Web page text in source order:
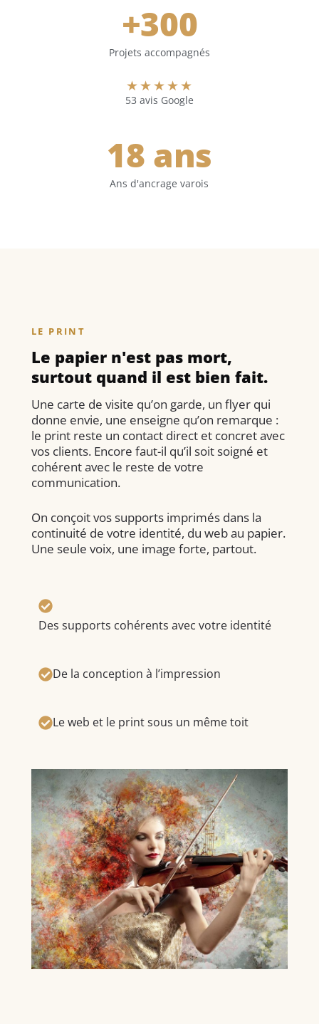
Projets accompagnés
+300
★★★★★
53 avis Google
Ans d'ancrage varois
18 ans
LE PRINT
Le papier n'est pas mort,
surtout quand il est bien fait.
Une carte de visite qu’on garde, un flyer qui
donne envie, une enseigne qu’on remarque :
le print reste un contact direct et concret avec
vos clients. Encore faut-il qu’il soit soigné et
cohérent avec le reste de votre
communication.
On conçoit vos supports imprimés dans la
continuité de votre identité, du web au papier.
Une seule voix, une image forte, partout.
Des supports cohérents avec votre identité
De la conception à l’impression
Le web et le print sous un même toit